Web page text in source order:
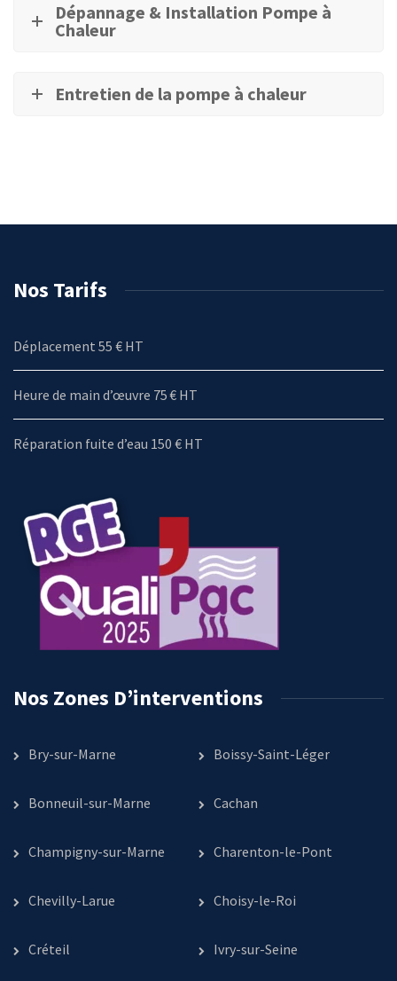
Dépannage & Installation Pompe à
Chaleur
Entretien de la pompe à chaleur
Nos Tarifs
Déplacement 55 € HT
Heure de main d’œuvre 75 € HT
Réparation fuite d’eau 150 € HT
Nos Zones D’interventions
Bry-sur-Marne Boissy-Saint-Léger
Bonneuil-sur-Marne Cachan
Champigny-sur-Marne Charenton-le-Pont
Chevilly-Larue Choisy-le-Roi
Créteil Ivry-sur-Seine